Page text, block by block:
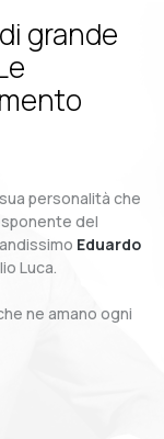
grande
personalità che
del
Eduardo
Luca.
ne amano ogni